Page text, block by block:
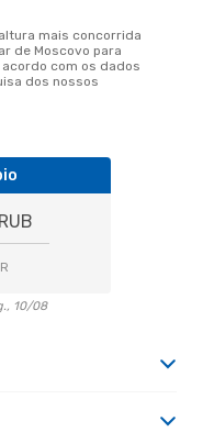
de Moscovo para
acordo com os dados
dos nossos
10/08